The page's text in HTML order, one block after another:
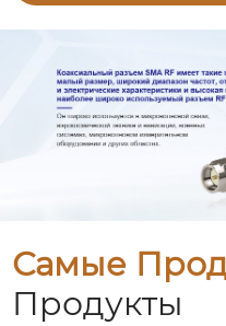
Самые
Продукты